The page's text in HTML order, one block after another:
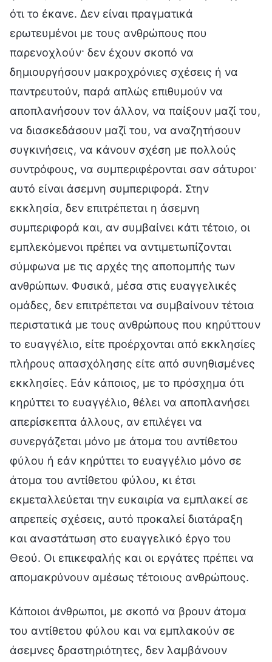
ότι το έκανε. Δεν είναι πραγματικά
ερωτευμένοι με τους ανθρώπους που
παρενοχλούν· δεν έχουν σκοπό να
δημιουργήσουν μακροχρόνιες σχέσεις ή να
παντρευτούν, παρά απλώς επιθυμούν να
αποπλανήσουν τον άλλον, να παίξουν μαζί του,
να διασκεδάσουν μαζί του, να αναζητήσουν
συγκινήσεις, να κάνουν σχέση με πολλούς
συντρόφους, να συμπεριφέρονται σαν σάτυροι·
αυτό είναι άσεμνη συμπεριφορά. Στην
εκκλησία, δεν επιτρέπεται η άσεμνη
συμπεριφορά και, αν συμβαίνει κάτι τέτοιο, οι
εμπλεκόμενοι πρέπει να αντιμετωπίζονται
σύμφωνα με τις αρχές της αποπομπής των
ανθρώπων. Φυσικά, μέσα στις ευαγγελικές
ομάδες, δεν επιτρέπεται να συμβαίνουν τέτοια
περιστατικά με τους ανθρώπους που κηρύττουν
το ευαγγέλιο, είτε προέρχονται από εκκλησίες
πλήρους απασχόλησης είτε από συνηθισμένες
εκκλησίες. Εάν κάποιος, με το πρόσχημα ότι
κηρύττει το ευαγγέλιο, θέλει να αποπλανήσει
απερίσκεπτα άλλους, αν επιλέγει να
συνεργάζεται μόνο με άτομα του αντίθετου
φύλου ή εάν κηρύττει το ευαγγέλιο μόνο σε
άτομα του αντίθετου φύλου, κι έτσι
εκμεταλλεύεται την ευκαιρία να εμπλακεί σε
απρεπείς σχέσεις, αυτό προκαλεί διατάραξη
και αναστάτωση στο ευαγγελικό έργο του
Θεού. Οι επικεφαλής και οι εργάτες πρέπει να
απομακρύνουν αμέσως τέτοιους ανθρώπους.
Κάποιοι άνθρωποι, με σκοπό να βρουν άτομα
του αντίθετου φύλου και να εμπλακούν σε
άσεμνες δραστηριότητες, δεν λαμβάνουν